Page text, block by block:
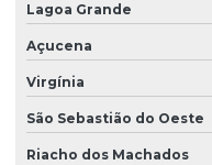
Lagoa Grande
Açucena
Virgínia
São Sebastião do Oeste
Riacho dos Machados